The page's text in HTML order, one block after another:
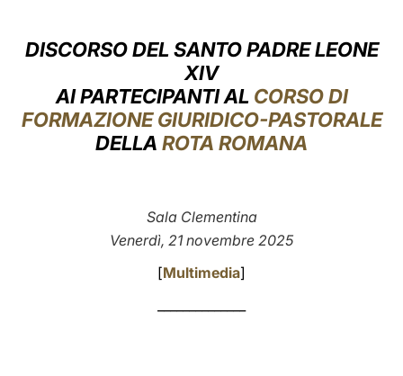
العربيّة
中文
LATINE
DISCORSO DEL SANTO PADRE LEONE
XIV
AI PARTECIPANTI AL CORSO DI
FORMAZIONE GIURIDICO-PASTORALE
DELLA ROTA ROMANA
Sala Clementina
Venerdì, 21 novembre 2025
[Multimedia]